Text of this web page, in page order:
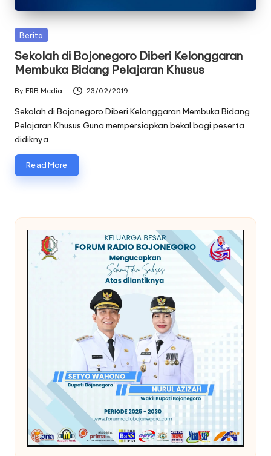
oj
o
n
e
g
o
r
o
Posted
Berita
Sekolah di Bojonegoro Diberi Kelonggaran
Membuka Bidang Pelajaran Khusus
Posted
by
By FRB Media 23/02/2019
Sekolah di Bojonegoro Diberi Kelonggaran Membuka Bidang
Pelajaran Khusus Guna mempersiapkan bekal bagi peserta
didiknya…
Read More